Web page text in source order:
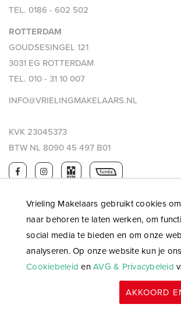
Vrieling Makelaars gebruikt cookies
naar behoren te laten werken, om
social media te bieden en om onze
analyseren. Op onze website kun je ons
Cookiebeleid en AVG & Privacybeleid
AKKOORD
TEL. 0186 - 602 502
ROTTERDAM
GOUDSESINGEL 121
3031 EG ROTTERDAM
TEL. 010 - 31 10 007
INFO@VRIELINGMAKELAARS.NL
KVK 23045373
BTW NL 8090 45 497 B01
Website: OGonline